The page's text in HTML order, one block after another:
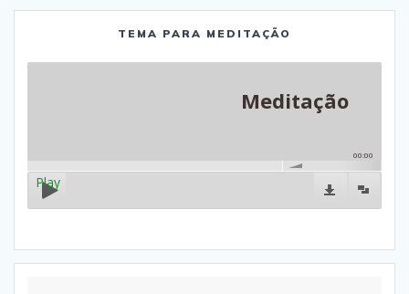
TEMA PARA MEDITAÇÃO
Meditação
00:00
Play